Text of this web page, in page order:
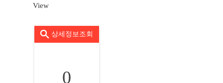
View
상세정보조회
0